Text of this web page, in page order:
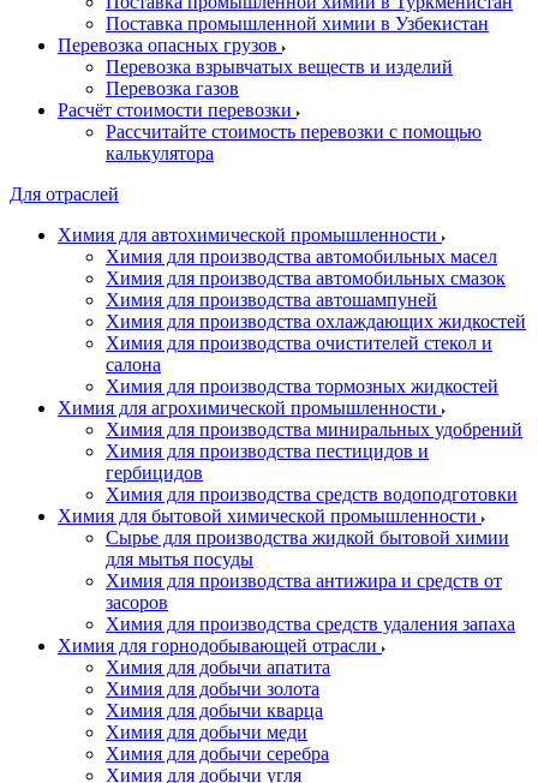
Поставка промышленной химии в Узбекистан
Перевозка опасных грузов
Перевозка взрывчатых веществ и изделий
Перевозка газов
Расчёт стоимости перевозки
Рассчитайте стоимость перевозки с помощью
калькулятора
Для отраслей
Химия для автохимической промышленности
Химия для производства автомобильных масел
Химия для производства автомобильных смазок
Химия для производства автошампуней
Химия для производства охлаждающих жидкостей
Химия для производства очистителей стекол и
салона
Химия для производства тормозных жидкостей
Химия для агрохимической промышленности
Химия для производства миниральных удобрений
Химия для производства пестицидов и
гербицидов
Химия для производства средств водоподготовки
Химия для бытовой химической промышленности
Сырье для производства жидкой бытовой химии
для мытья посуды
Химия для производства антижира и средств от
засоров
Химия для производства средств удаления запаха
Химия для горнодобывающей отрасли
Химия для добычи апатита
Химия для добычи золота
Химия для добычи кварца
Химия для добычи меди
Химия для добычи серебра
Химия для добычи угля